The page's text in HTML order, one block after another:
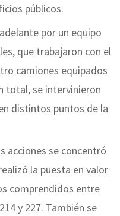
públicos.
por un equipo
que trabajaron con el
camiones equipados
total, se intervinieron
distintos puntos de la
acciones se concentró
la puesta en valor
comprendidos entre
y 227. También se